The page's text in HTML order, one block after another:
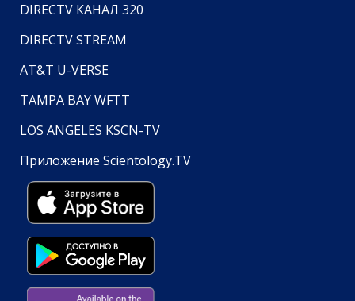
DIRECTV КАНАЛ 320
DIRECTV STREAM
AT&T U-VERSE
TAMPA BAY WFTT
LOS ANGELES KSCN-TV
Приложение Scientology.TV